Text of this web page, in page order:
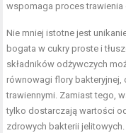
wspomaga proces trawienia
Nie mniej istotne jest
bogata w cukry proste i
składników odżywczych
równowagi flory
trawiennymi. Zamiast tego,
tylko dostarczają wartości
zdrowych bakterii jelitowych.